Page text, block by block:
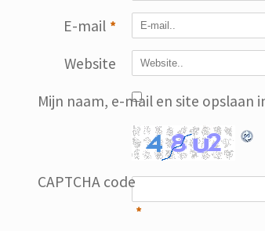
E-mail *
Website
Mijn naam, e-mail en site opslaan
CAPTCHA code
*